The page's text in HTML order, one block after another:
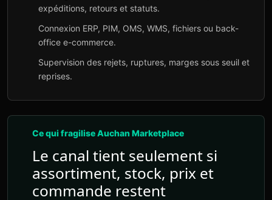
expéditions, retours et statuts.
Connexion ERP, PIM, OMS, WMS, fichiers ou back-
office e-commerce.
Supervision des rejets, ruptures, marges sous seuil et
reprises.
Ce qui fragilise Auchan Marketplace
Le canal tient seulement si
assortiment, stock, prix et
commande restent